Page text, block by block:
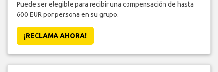
Puede ser elegible para recibir una compensación de hasta
600 EUR por persona en su grupo.
¡RECLAMA AHORA!